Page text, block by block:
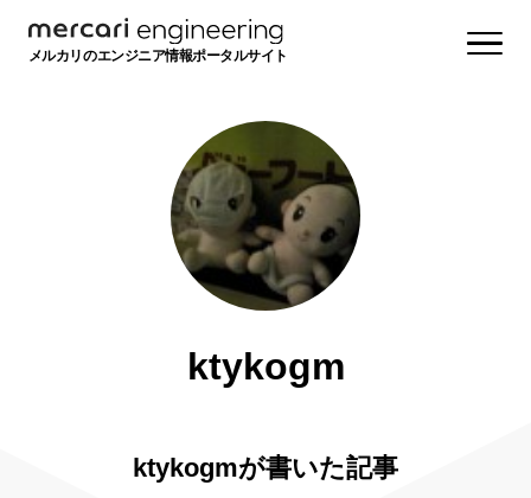
メルカリのエンジニア情報ポータルサイト
ktykogm
ktykogmが書いた記事